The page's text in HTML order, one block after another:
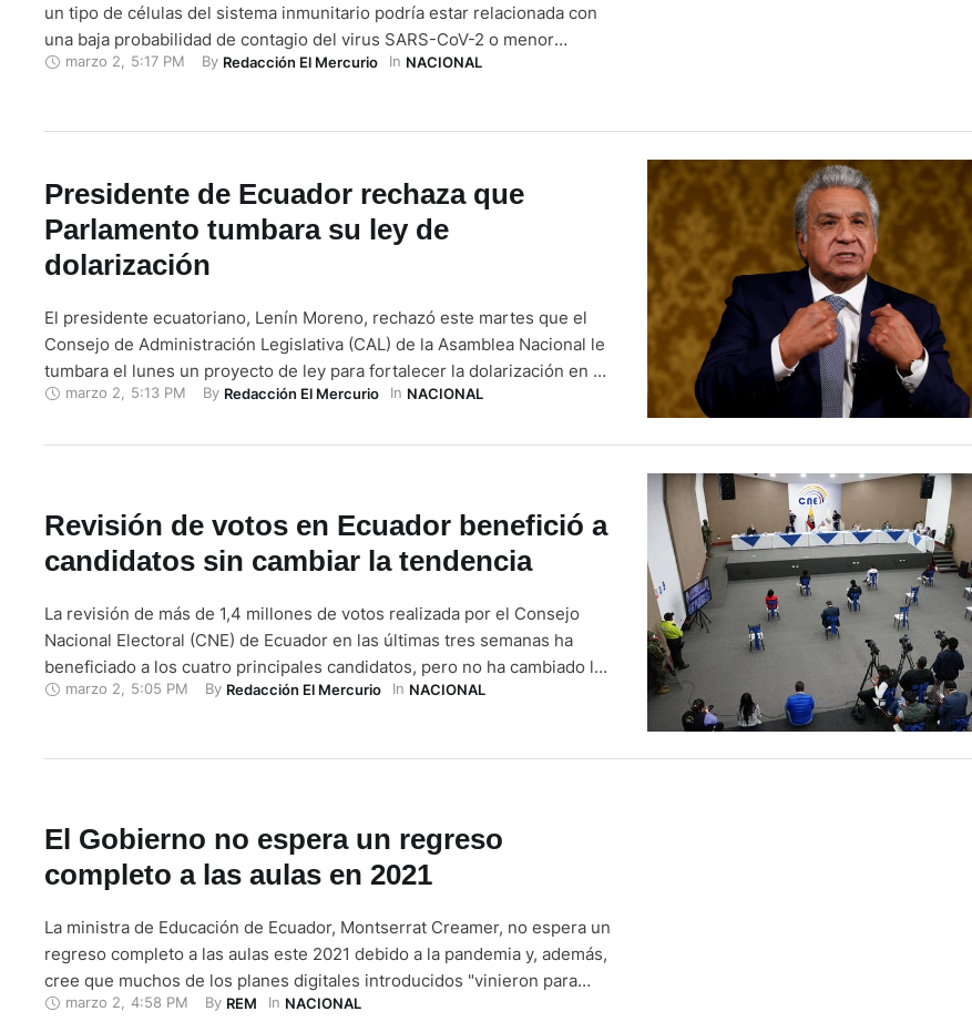
un tipo de células del sistema inmunitario podría estar relacionada con
una baja probabilidad de contagio del virus SARS-CoV-2 o menor
posibilidad de que la infección provoque un cuadro clínico grave. Los
marzo 2 5:17 PM By Redacción El Mercurio In NACIONAL
Presidente de Ecuador rechaza que
Parlamento tumbara su ley de
dolarización
El presidente ecuatoriano, Lenín Moreno, rechazó este martes que el
Consejo de Administración Legislativa (CAL) de la Asamblea Nacional le
tumbara el lunes un proyecto de ley para fortalecer la dolarización en el
país y aseguró que se salió de sus atribuciones. "El CAL no tiene
marzo 2 5:13 PM By Redacción El Mercurio In NACIONAL
Revisión de votos en Ecuador benefició a
candidatos sin cambiar la tendencia
La revisión de más de 1,4 millones de votos realizada por el Consejo
Nacional Electoral (CNE) de Ecuador en las últimas tres semanas ha
beneficiado a los cuatro principales candidatos, pero no ha cambiado la
tendencia de cara al balotaje del 11 de abril. "Una vez realizado el
marzo 2 5:05 PM By Redacción El Mercurio In NACIONAL
El Gobierno no espera un regreso
completo a las aulas en 2021
La ministra de Educación de Ecuador, Montserrat Creamer, no espera un
regreso completo a las aulas este 2021 debido a la pandemia y, además,
cree que muchos de los planes digitales introducidos "vinieron para
quedarse", por lo que todos los sistemas educativos sufrirán cambios en
marzo 2 4:58 PM By REM In NACIONAL